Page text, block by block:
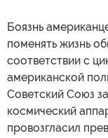
Боязнь
поменять жизнь
соответствии с
американской
Советский Союз
космический
провозгласил